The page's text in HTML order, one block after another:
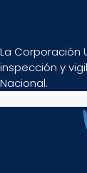
La Corporación
inspección y
Nacional.